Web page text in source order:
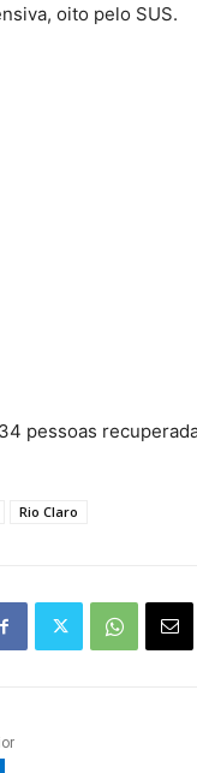
oito pelo SUS.
pessoas
Rio Claro